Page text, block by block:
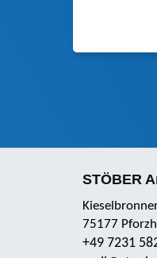
STÖBER
75177
+49 7231